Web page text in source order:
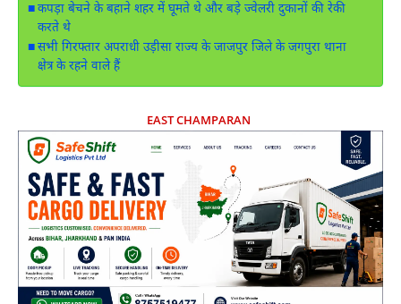
कपड़ा बेचने के बहाने शहर में घूमते थे और बड़े ज्वेलरी दुकानों की रेकी
करते थे
सभी गिरफ्तार अपराधी उड़ीसा राज्य के जाजपुर जिले के जगपुरा थाना
क्षेत्र के रहने वाले हैं
EAST CHAMPARAN